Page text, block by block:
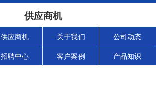
供应商机
供应商机 关于我们 公司动态
招聘中心 客户案例 产品知识